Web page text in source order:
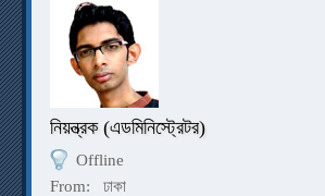
নিয়ন্ত্রক (এডমিনিস্ট্রেটর)
Offline
From:
ঢাকা